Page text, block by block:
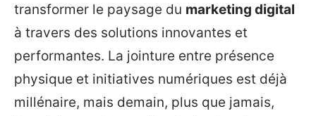
transformer le paysage du marketing digital
à travers des solutions innovantes et
performantes. La jointure entre présence
physique et initiatives numériques est déjà
millénaire, mais demain, plus que jamais,